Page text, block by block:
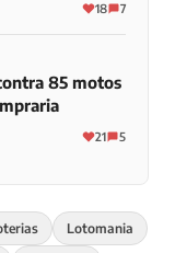
18 7
85 motos
21 5
Lotomania